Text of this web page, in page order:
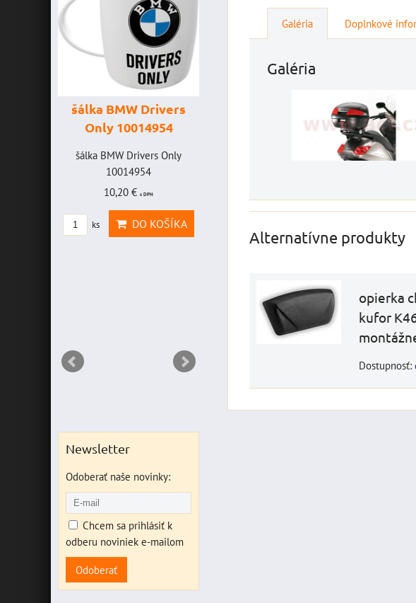
Galéria Doplnkové
Galéria
Alternatívne produkty
opierka
kufor
Dostupnosť:
šálka BMW Drivers
Only 10014954
šálka BMW Drivers Only
10014954
10,20 €s DPH
ks DO KOŠÍKA
VR46" 10014772
banka,
prúd 4000
GENIUS
GB150
štartovací
ks
Newsletter
Odoberať naše novinky:
Chcem sa prihlásiť k
odberu noviniek e-mailom
Odoberať